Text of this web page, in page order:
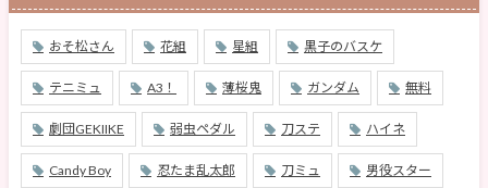
おそ松さん 花組 星組 黒子のバスケ
テニミュ A3！ 薄桜鬼 ガンダム 無料
劇団GEKIIKE 弱虫ペダル 刀ステ ハイネ
Candy Boy 忍たま乱太郎 刀ミュ 男役スター